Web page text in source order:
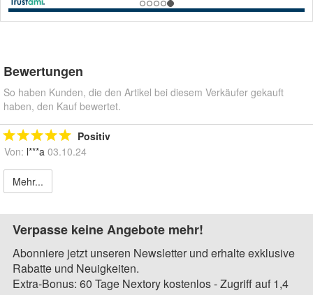
Bewertungen
So haben Kunden, die den Artikel bei diesem Verkäufer gekauft
haben, den Kauf bewertet.
Positiv
Von: l***a 03.10.24
Mehr...
Verpasse keine Angebote mehr!
Abonniere jetzt unseren Newsletter und erhalte exklusive
Rabatte und Neuigkeiten.
Extra-Bonus: 60 Tage Nextory kostenlos - Zugriff auf 1,4